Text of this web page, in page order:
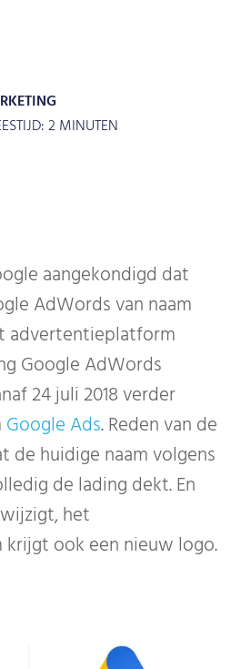
2MINUTEN
aangekondigd dat
AdWords van naam
advertentieplatform
Google AdWords
24 juli 2018 verder
Google Ads. Reden van de
de huidige naam volgens
de lading dekt. En
het
ook een nieuw logo.